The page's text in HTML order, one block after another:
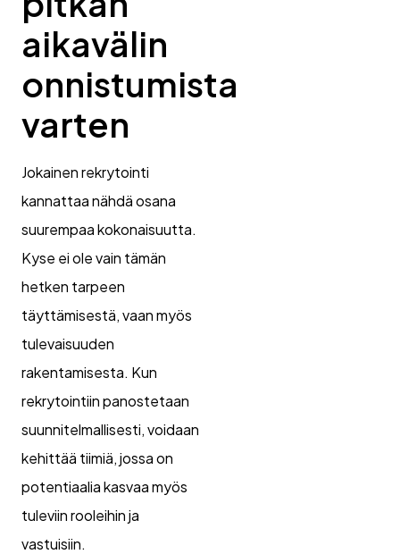
aikavälin
onnistumista
varten
Jokainen rekrytointi
kannattaa nähdä osana
suurempaa kokonaisuutta.
Kyse ei ole vain tämän
hetken tarpeen
täyttämisestä, vaan myös
tulevaisuuden
rakentamisesta. Kun
rekrytointiin panostetaan
suunnitelmallisesti, voidaan
kehittää tiimiä, jossa on
potentiaalia kasvaa myös
tuleviin rooleihin ja
vastuisiin.